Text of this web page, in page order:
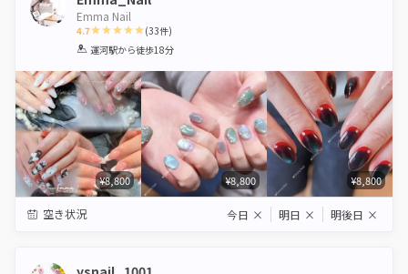
Emma Nail
4.7
1 2 3 4 5
(33件)
運河駅から徒歩18分
¥8,800 ¥8,800 ¥8,800
空き状況 今日 × 明日 × 明後日 ×